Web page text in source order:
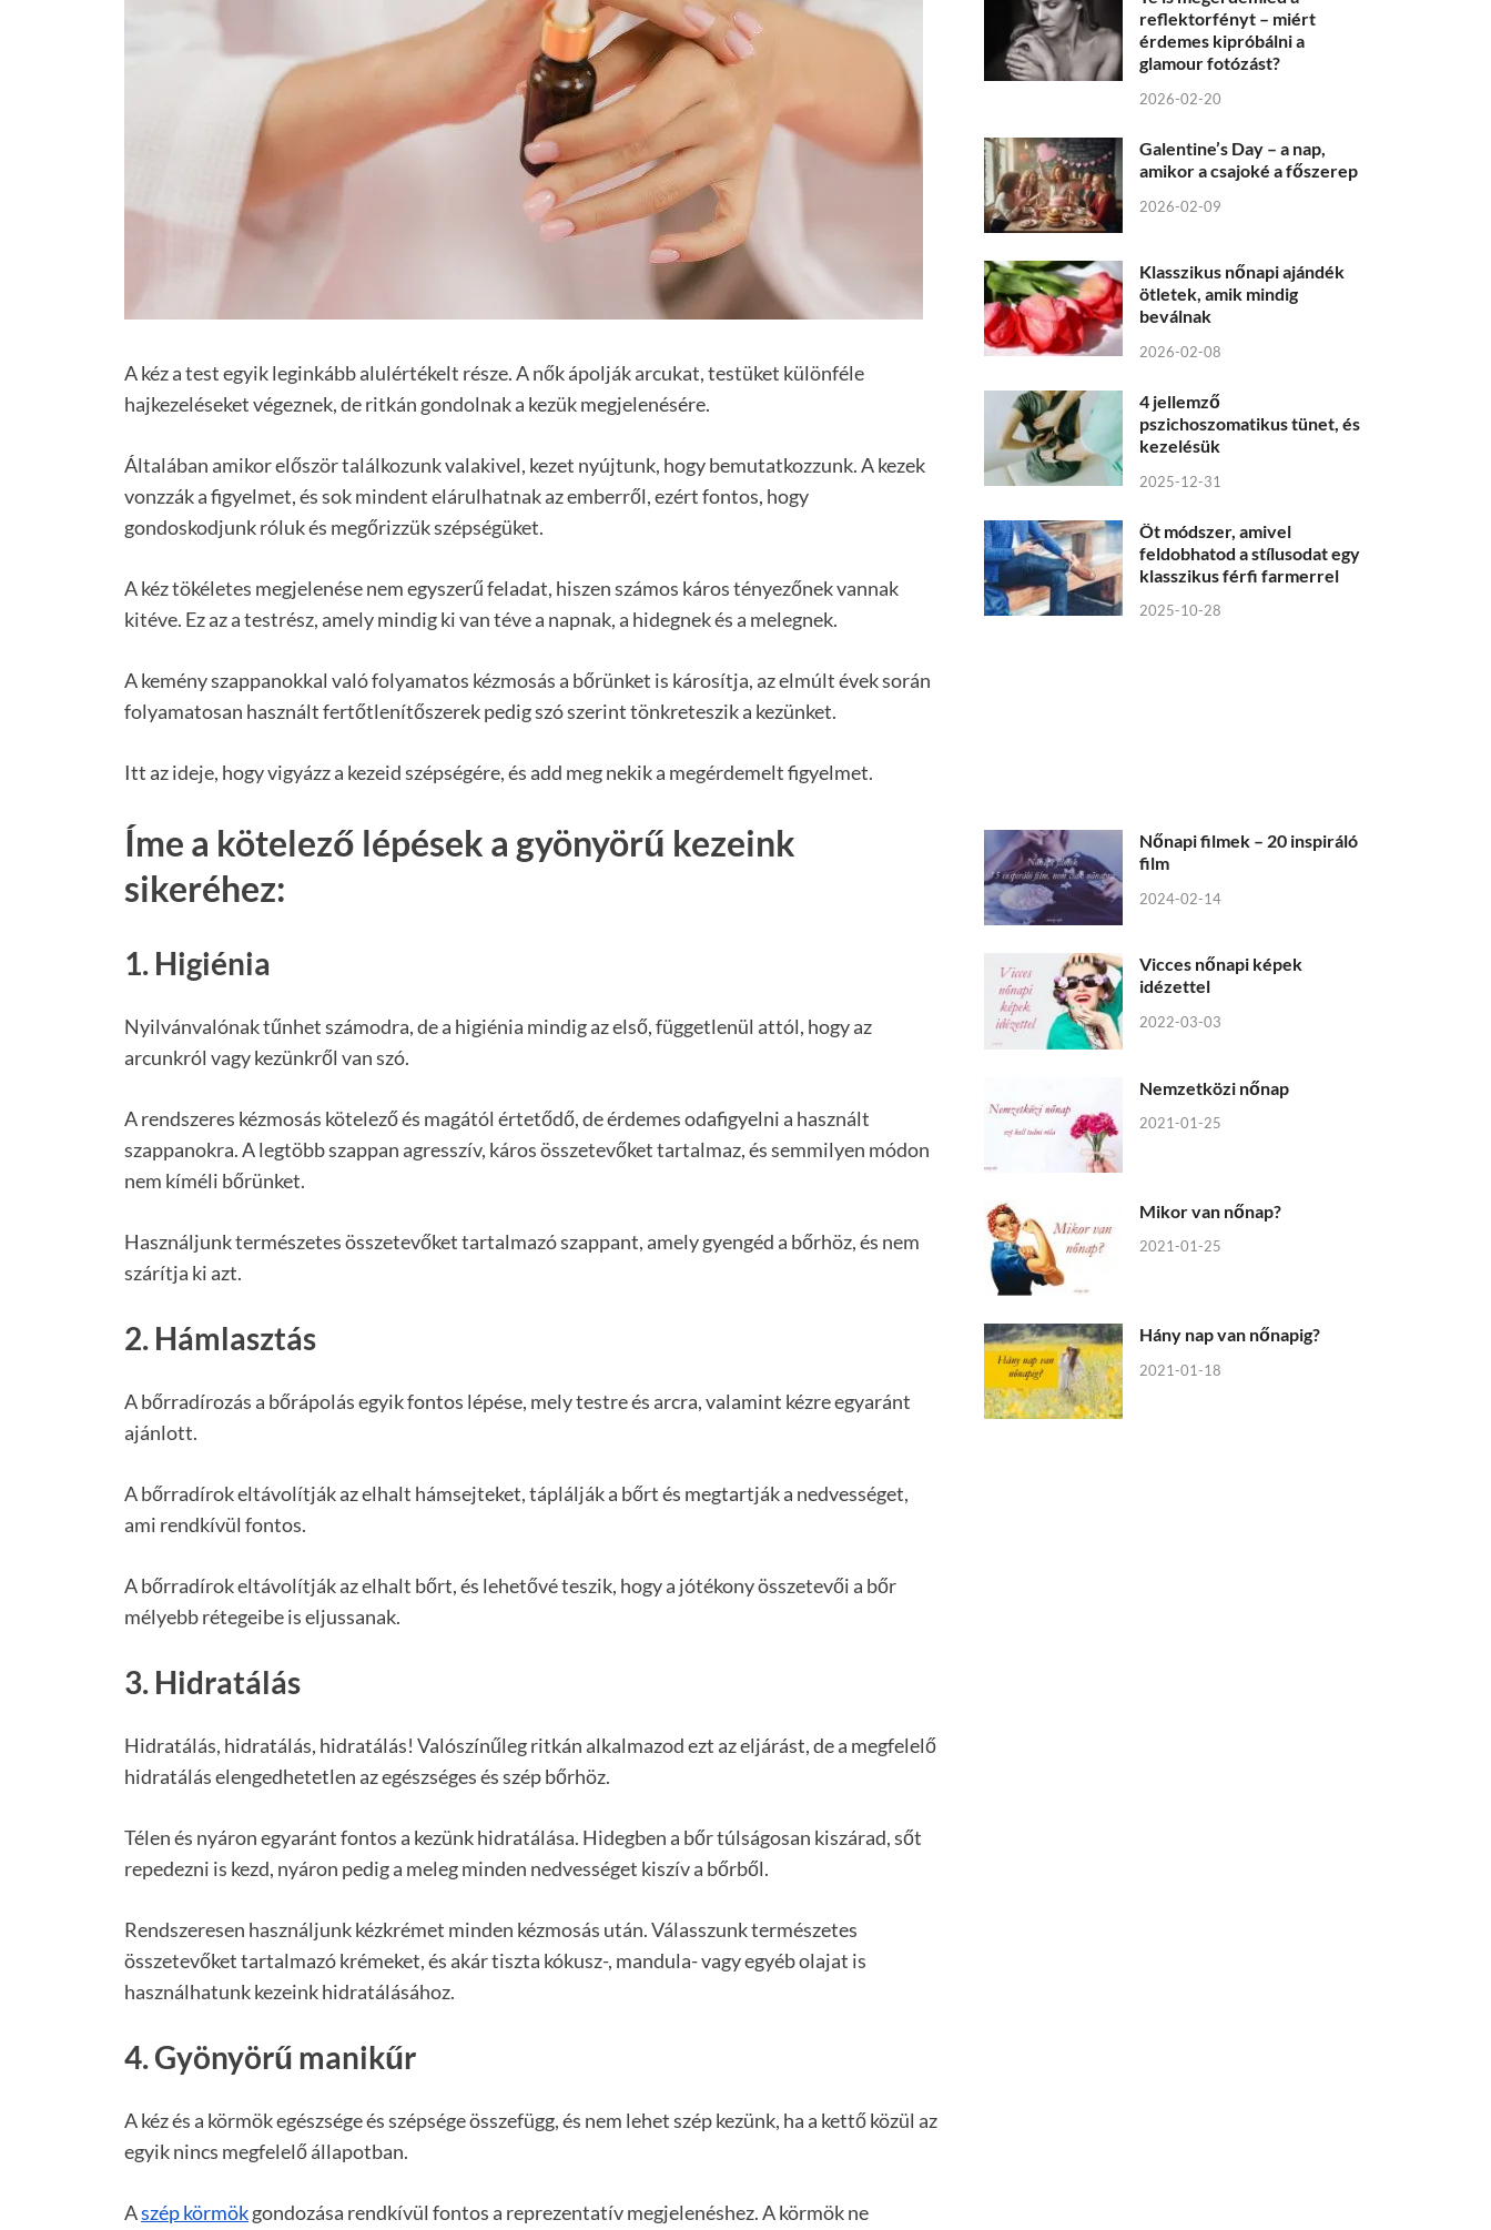
A kéz a test egyik leginkább alulértékelt része. A nők ápolják arcukat, testüket különféle
hajkezeléseket végeznek, de ritkán gondolnak a kezük megjelenésére.
Általában amikor először találkozunk valakivel, kezet nyújtunk, hogy bemutatkozzunk. A kezek
vonzzák a figyelmet, és sok mindent elárulhatnak az emberről, ezért fontos, hogy
gondoskodjunk róluk és megőrizzük szépségüket.
A kéz tökéletes megjelenése nem egyszerű feladat, hiszen számos káros tényezőnek vannak
kitéve. Ez az a testrész, amely mindig ki van téve a napnak, a hidegnek és a melegnek.
A kemény szappanokkal való folyamatos kézmosás a bőrünket is károsítja, az elmúlt évek során
folyamatosan használt fertőtlenítőszerek pedig szó szerint tönkreteszik a kezünket.
Itt az ideje, hogy vigyázz a kezeid szépségére, és add meg nekik a megérdemelt figyelmet.
Íme a kötelező lépések a gyönyörű kezeink
sikeréhez:
1. Higiénia
Nyilvánvalónak tűnhet számodra, de a higiénia mindig az első, függetlenül attól, hogy az
arcunkról vagy kezünkről van szó.
A rendszeres kézmosás kötelező és magától értetődő, de érdemes odafigyelni a használt
szappanokra. A legtöbb szappan agresszív, káros összetevőket tartalmaz, és semmilyen módon
nem kíméli bőrünket.
Használjunk természetes összetevőket tartalmazó szappant, amely gyengéd a bőrhöz, és nem
szárítja ki azt.
2. Hámlasztás
A bőrradírozás a bőrápolás egyik fontos lépése, mely testre és arcra, valamint kézre egyaránt
ajánlott.
A bőrradírok eltávolítják az elhalt hámsejteket, táplálják a bőrt és megtartják a nedvességet,
ami rendkívül fontos.
A bőrradírok eltávolítják az elhalt bőrt, és lehetővé teszik, hogy a jótékony összetevői a bőr
mélyebb rétegeibe is eljussanak.
3. Hidratálás
Hidratálás, hidratálás, hidratálás! Valószínűleg ritkán alkalmazod ezt az eljárást, de a megfelelő
hidratálás elengedhetetlen az egészséges és szép bőrhöz.
Télen és nyáron egyaránt fontos a kezünk hidratálása. Hidegben a bőr túlságosan kiszárad, sőt
repedezni is kezd, nyáron pedig a meleg minden nedvességet kiszív a bőrből.
Rendszeresen használjunk kézkrémet minden kézmosás után. Válasszunk természetes
összetevőket tartalmazó krémeket, és akár tiszta kókusz-, mandula- vagy egyéb olajat is
használhatunk kezeink hidratálásához.
4. Gyönyörű manikűr
A kéz és a körmök egészsége és szépsége összefügg, és nem lehet szép kezünk, ha a kettő közül az
egyik nincs megfelelő állapotban.
Aszép körmökgondozása rendkívül fontos a reprezentatív megjelenéshez. A körmök ne
reflektorfényt – miért
érdemes kipróbálni a
glamour fotózást?
2026-02-20
Galentine’s Day – a nap,
amikor a csajoké a főszerep
2026-02-09
Klasszikus nőnapi ajándék
ötletek, amik mindig
beválnak
2026-02-08
4 jellemző
pszichoszomatikus tünet, és
kezelésük
2025-12-31
Öt módszer, amivel
feldobhatod a stílusodat egy
klasszikus férfi farmerrel
2025-10-28
Nőnapi filmek – 20 inspiráló
film
2024-02-14
Vicces nőnapi képek
idézettel
2022-03-03
Nemzetközi nőnap
2021-01-25
Mikor van nőnap?
2021-01-25
Hány nap van nőnapig?
2021-01-18